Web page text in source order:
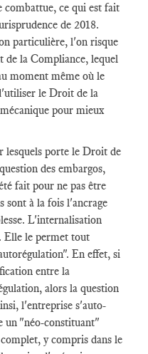
ce qui est fait
de 2018.
particulière, l'on risque
la Compliance, lequel
moment même où le
le Droit de la
pour mieux
lesquels porte le Droit de
des embargos,
fait pour ne pas être
sont à la fois l'ancrage
L'internalisation
Elle le permet tout
En effet, si
entre la
alors la question
l'entreprise s'auto-
un "néo-constituant"
y compris dans le